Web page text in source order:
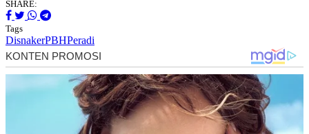
SHARE:
Tags
DisnakerPBHPeradi